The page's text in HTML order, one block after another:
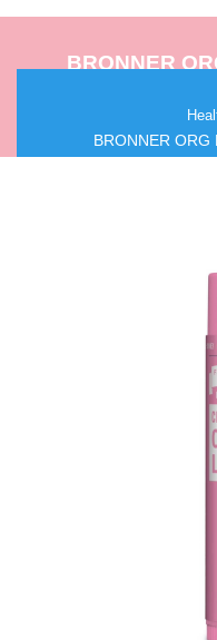
BRONNER
BRONNER ORG